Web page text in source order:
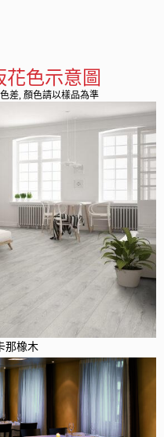
色示意圖
差, 顏色請以樣品為準
那橡木